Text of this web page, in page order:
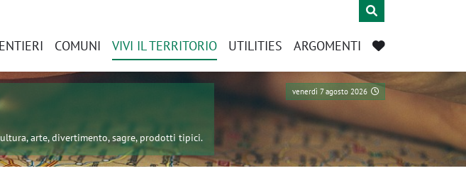
COMUNI VIVI IL TERRITORIO UTILITIES ARGOMENTI
venerdì 7 agosto 2026
arte, divertimento, sagre, prodotti tipici.